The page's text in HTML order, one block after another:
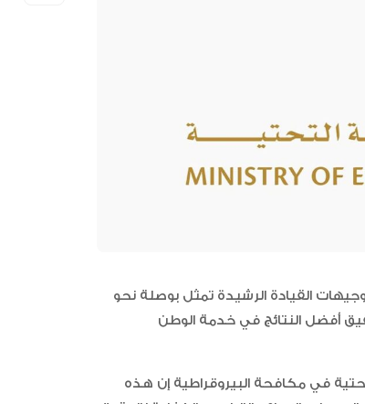
القيادة الرشيدة تمثل بوصلة نحو
أفضل النتائج في خدمة الوطن
في مكافحة البيروقراطية إن هذه